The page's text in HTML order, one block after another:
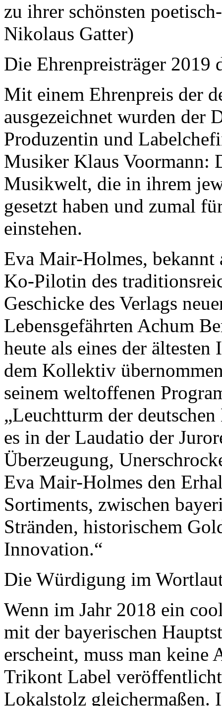
zu ihrer schönsten
Nikolaus Gatter)
Die Ehrenpreisträger 2019
Mit einem Ehrenpreis der
ausgezeichnet wurden der
Produzentin und
Musiker Klaus Voormann:
Musikwelt, die in ihrem
gesetzt haben und zumal
einstehen.
Eva Mair-Holmes, bekannt
Ko-Pilotin des
Geschicke des Verlags
Lebensgefährten Achum
heute als eines der
dem Kollektiv
seinem weltoffenen
„Leuchtturm der
es in der Laudatio der
Überzeugung,
Eva Mair-Holmes den
Sortiments, zwischen
Stränden, historischem
Innovation.“
Die Würdigung im
Wenn im Jahr 2018 ein
mit der bayerischen
erscheint, muss man keine
Trikont Label
Lokalstolz gleichermaßen.